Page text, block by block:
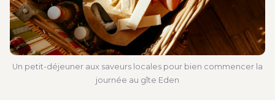
Un petit-déjeuner aux saveurs locales pour bien commencer la
journée au gîte Eden